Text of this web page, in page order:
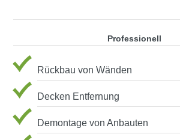
Professionell
Rückbau von Wänden
Decken Entfernung
Demontage von Anbauten